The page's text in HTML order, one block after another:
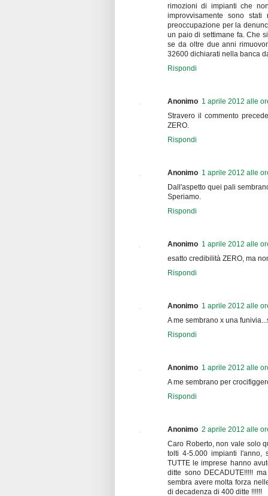
rimozioni di impianti che
improvvisamente sono
preoccupazione per la
un paio di settimane fa. Che
se da oltre due anni
32600 dichiarati nella banca
Rispondi
Anonimo 1 aprile 2012 alle
Stravero il commento
ZERO.
Rispondi
Anonimo 1 aprile 2012 alle
Dall'aspetto quei pali
Speriamo.
Rispondi
Anonimo 1 aprile 2012 alle
esatto credibilità ZERO, ma
Rispondi
Anonimo 1 aprile 2012 alle
A me sembrano x una
Rispondi
Anonimo 1 aprile 2012 alle
A me sembrano per
Rispondi
Anonimo 2 aprile 2012 alle
Caro Roberto, non vale solo
tolti 4-5.000 impianti l'anno,
TUTTE le imprese hanno
ditte sono DECADUTE!!!!!
sembra avere molta forza
di decadenza di 400 ditte !!!!!!